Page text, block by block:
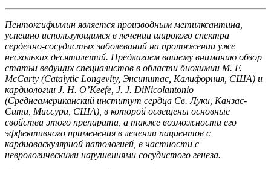
Пентоксифиллин является производным метилксантина,
успешно использующимся в лечении широкого спектра
сердечно-сосудистых заболеваний на протяжении уже
нескольких десятилетий. Предлагаем вашему вниманию обзор
статьи ведущих специалистов в области биохимии M. F.
McCarty (Catalytic Longevity, Энсинитас, Калифорния, США) и
кардиологии J. H. O’Keefe, J. J. DiNicolantonio
(Среднеамериканский институт сердца Св. Луки, Канзас-
Сити, Миссури, США), в которой освещены основные
свойства этого препарата, а также возможности его
эффективного применения в лечении пациентов с
кардиоваскулярной патологией, в частности с
неврологическими нарушениями сосудистого генеза.